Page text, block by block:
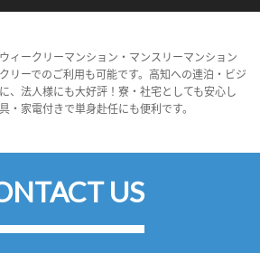
ィークリーマンション・マンスリーマンション
リーでのご利用も可能です。高知への連泊・ビジ
、法人様にも大好評！寮・社宅としても安心し
・家電付きで単身赴任にも便利です。
US